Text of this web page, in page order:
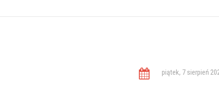
piątek, 7 sierpień